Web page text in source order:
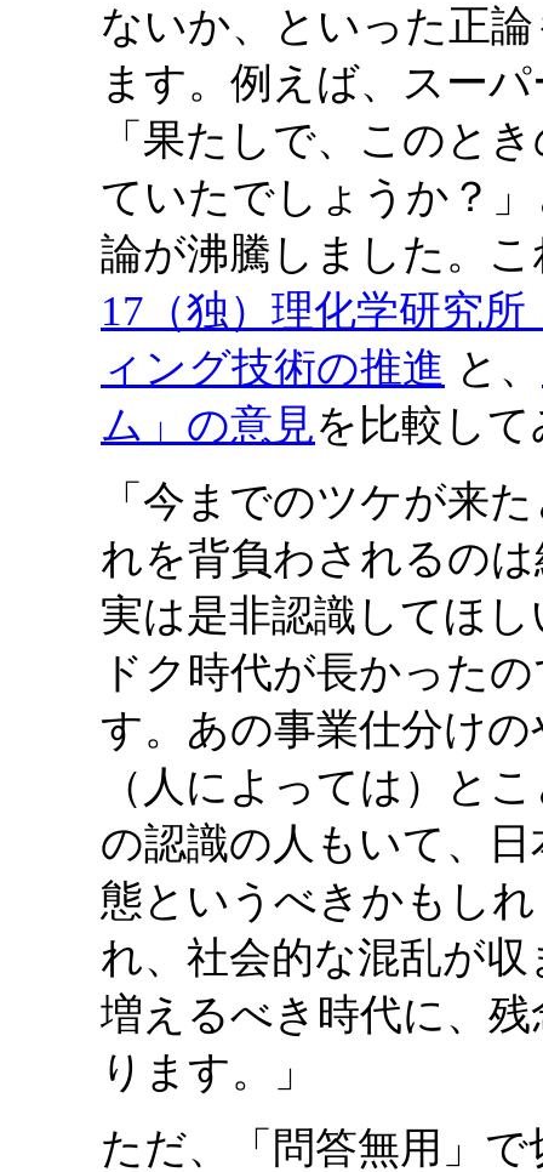
ないか、といった正
ます。例えば、スー
「果たしで、このと
ていたでしょうか？
論が沸騰しました。
17（独）理化学研究
ィング技術の推進 と、
ム」の意見を比較し
「今までのツケが来
れを背負わされるの
実は是非認識してほ
ドク時代が長かった
す。あの事業仕分け
（人によっては）と
の認識の人もいて、
態というべきかもし
れ、社会的な混乱が
増えるべき時代に、
ります。」
ただ、「問答無用」